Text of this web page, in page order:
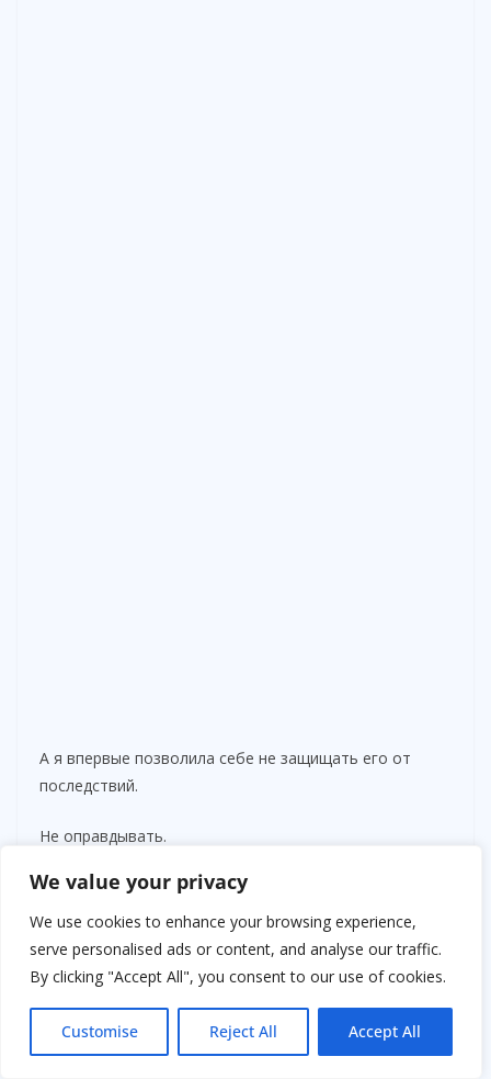
We value your privacy
We use cookies to enhance your browsing experience,
serve personalised ads or content, and analyse our traffic.
By clicking "Accept All", you consent to our use of cookies.
Customise Reject All Accept All
А я впервые позволила себе не защищать его от
последствий.
Не оправдывать.
Не сглаживать.
Перед отъездом он долго стоял у машины, словно не
решался уехать.